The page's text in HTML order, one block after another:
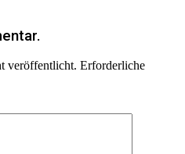
veröffentlicht. Erforderliche